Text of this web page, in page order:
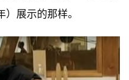
展示的那样。